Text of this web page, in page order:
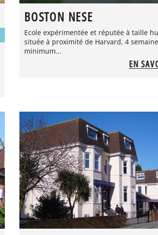
BOSTON NESE
Ecole expérimentée et réputée à taille
située à proximité de Harvard, 4
minimum...
EN